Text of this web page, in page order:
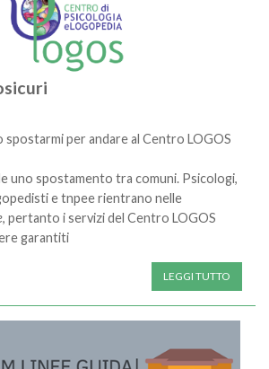
spostarmi per andare al Centro LOGOS
uno spostamento tra comuni. Psicologi,
e tnpee rientrano nelle
, pertanto i servizi del Centro LOGOS
garantiti
LEGGI TUTTO